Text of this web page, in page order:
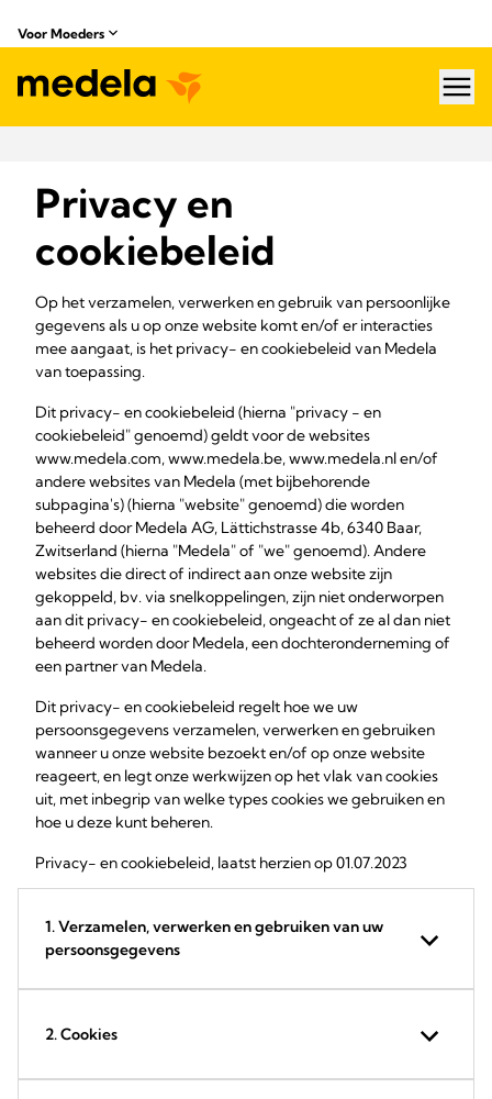
Voor Moeders
Privacy en
cookiebeleid
Op het verzamelen, verwerken en gebruik van persoonlijke
gegevens als u op onze website komt en/of er interacties
mee aangaat, is het privacy- en cookiebeleid van Medela
van toepassing.
Dit privacy- en cookiebeleid (hierna "privacy - en
cookiebeleid" genoemd) geldt voor de websites
www.medela.com, www.medela.be, www.medela.nl en/of
andere websites van Medela (met bijbehorende
subpagina's) (hierna "website" genoemd) die worden
beheerd door Medela AG, Lättichstrasse 4b, 6340 Baar,
Zwitserland (hierna "Medela" of "we" genoemd). Andere
websites die direct of indirect aan onze website zijn
gekoppeld, bv. via snelkoppelingen, zijn niet onderworpen
aan dit privacy- en cookiebeleid, ongeacht of ze al dan niet
beheerd worden door Medela, een dochteronderneming of
een partner van Medela.
Dit privacy- en cookiebeleid regelt hoe we uw
persoonsgegevens verzamelen, verwerken en gebruiken
wanneer u onze website bezoekt en/of op onze website
reageert, en legt onze werkwijzen op het vlak van cookies
uit, met inbegrip van welke types cookies we gebruiken en
hoe u deze kunt beheren.
Privacy- en cookiebeleid, laatst herzien op 01.07.2023
1. Verzamelen, verwerken en gebruiken van uw
persoonsgegevens
2. Cookies